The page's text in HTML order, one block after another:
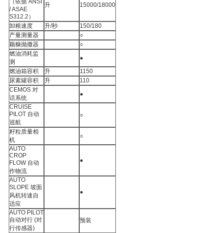
（依据 ANSI
/ ASAE
S312.2）
升 15000/18000
卸粮速度 升/秒
150/180
产量测量器
○
颖糠抛撒器
○
燃油消耗监
测
●
燃油箱容积
升
1150
尿素罐容积
升
110
CEMOS 对
话系统
●
CRUISE
PILOT 自动
巡航
○
籽粒质量相
机
○
AUTO
CROP
FLOW 自动
作物流
●
AUTO
SLOPE 坡面
风机转速自
适应
●
AUTO PILOT
自动对行 (对
行传感器)
预装